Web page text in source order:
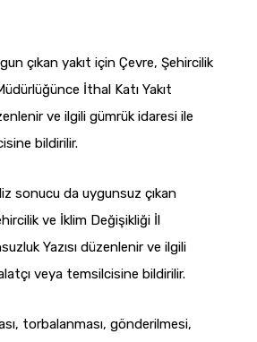
çıkan yakıt için Çevre, Şehircilik
İthal Katı Yakıt
ve ilgili gümrük idaresi ile
bildirilir.
sonucu da uygunsuz çıkan
ve İklim Değişikliği İl
Yazısı düzenlenir ve ilgili
veya temsilcisine bildirilir.
torbalanması, gönderilmesi,